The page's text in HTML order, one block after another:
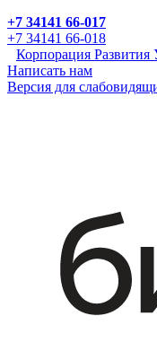
+7 34141 66-017
+7 34141 66-018
Корпорация Развития
Написать нам
Версия для